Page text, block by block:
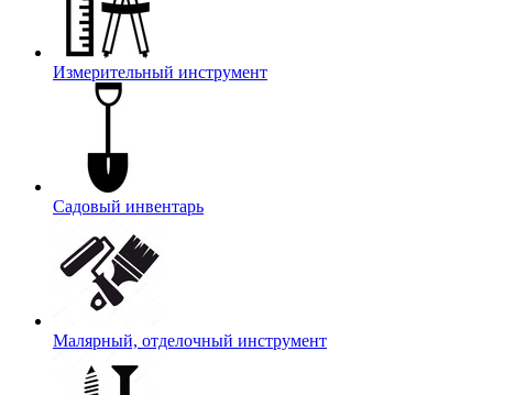
Измерительный инструмент
Садовый инвентарь
Малярный, отделочный инструмент